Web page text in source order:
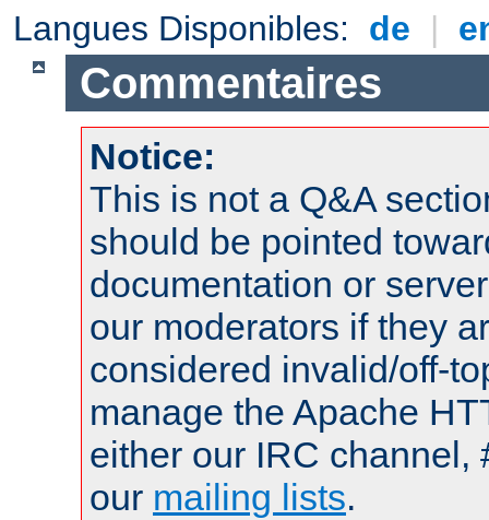
Langues Disponibles: de |
Commentaires
Notice:
This is not a Q&A
should be pointed
documentation or
our moderators if they
considered invalid/off-
manage the Apache
either our IRC channel,
our mailing lists.